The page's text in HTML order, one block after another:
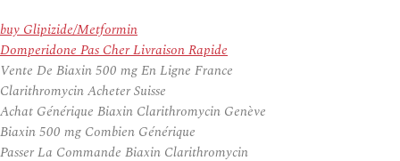
buy Glipizide/Metformin
Domperidone Pas Cher Livraison Rapide
Vente De Biaxin 500 mg En Ligne France
Clarithromycin Acheter Suisse
Achat Générique Biaxin Clarithromycin Genève
Biaxin 500 mg Combien Générique
Passer La Commande Biaxin Clarithromycin